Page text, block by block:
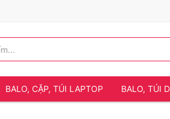
BALO, CẶP, TÚI LAPTOP BALO, TÚI